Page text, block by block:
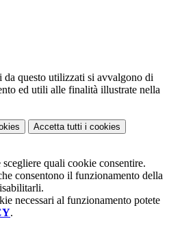
questo utilizzati si avvalgono di
ed utili alle finalità illustrate nella
Accetta tutti i cookies
quali cookie consentire.
consentono il funzionamento della
necessari al funzionamento potete
.